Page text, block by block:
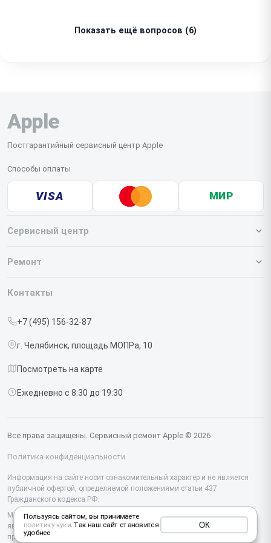
после завершения обслуживания.
действие расширенной программы поддержки.
Показать ещё вопросов (6)
Apple
Постгарантийный сервисный центр Apple
Способы оплаты
VISA МИР
Сервисный центр
О нашем сервисе
Срочный ремонт
Доставка и способы оплаты
Диагностика
Контакты
Ремонт
Iphone
Studio Display
Vision Pro
Контакты
+7 (495) 156-32-87
г. Челябинск, площадь МОПРа, 10
Посмотреть на карте
Ежедневно с 8:30 до 19:30
Все права защищены. Сервисный ремонт Apple © 2026
Политика конфиденциальности
Информация на сайте носит ознакомительный характер и не является
публичной офертой, определяемой положениями статьи 437
Гражданского кодекса РФ.
Мы специализируемся на обслуживании и ремонте техники Apple, но не
являемся их официальным представителем. Предоставляем
профессиональные услуги после истечения гарантии, а также
Пользуясь сайтом, вы принимаете
политику куки. Так наш сайт становится
удобнее
ОК